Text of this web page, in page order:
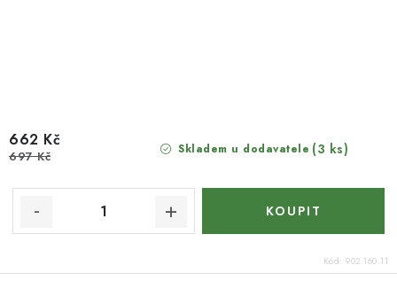
Skladem u dodavatele (3 ks)
662 Kč
697 Kč
Kód: 902.160.11